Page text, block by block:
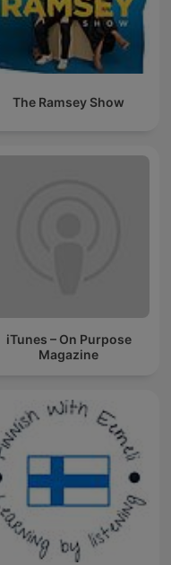
The Ramsey Show
iTunes – On Purpose
Magazine